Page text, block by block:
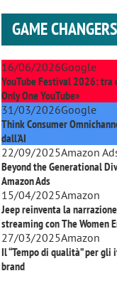
GAME CHANGERS
16/06/2026Google
YouTube Festival 2026: tra
Only One YouTube»
31/03/2026Google
Think Consumer
dall'AI
22/09/2025Amazon
Beyond the Generational
Amazon Ads
15/04/2025Amazon
Jeep reinventa la
streaming conThe Women
27/03/2025Amazon
Il “Tempo di qualità” per
brand